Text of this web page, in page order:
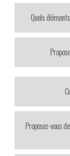
Quels
Proposez-vous